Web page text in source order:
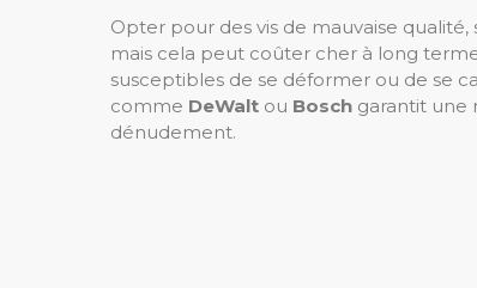
Opter pour des vis de mauvaise
mais cela peut coûter cher à long
susceptibles de se déformer ou de se
comme DeWalt ou Bosch garantit une
dénudement.